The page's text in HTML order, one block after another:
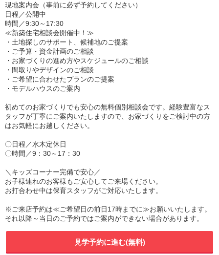
現地案内会（事前に必ず予約してください）
日程／公開中
時間／9:30～17:30
≪新築住宅相談会開催中！≫
・土地探しのサポート、候補地のご提案
・ご予算・資金計画のご相談
・お家づくりの進め方やスケジュールのご相談
・間取りやデザインのご相談
・ご希望に合わせたプランのご提案
・モデルハウスのご案内
初めてのお家づくりでも安心の無料個別相談会です。経験豊富なス
タッフが丁寧にご案内いたしますので、お家づくりをご検討中の方
はお気軽にお越しください。
〇日程／水木定休日
〇時間／9：30～17：30
＼キッズコーナー完備で安心／
お子様連れのお客様もご安心してご来場ください。
お打合わせ中は保育スタッフがご対応いたします。
※ご来店予約は≪ご希望日の前日17時までに≫お願いいたします。
それ以降～当日のご予約ではご案内ができない場合があります。
見学予約に進む(無料)